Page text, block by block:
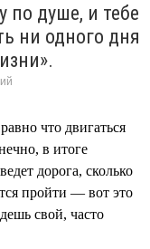
по душе, и тебе
ни одного дня
что двигаться
в итоге
дорога, сколько
пройти — вот это
свой, часто